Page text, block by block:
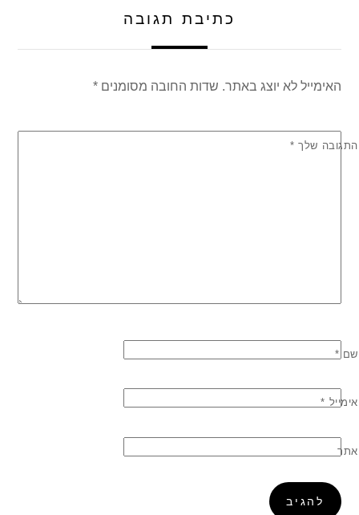
כתיבת תגובה
האימייל לא יוצג באתר. שדות החובה מסומנים*
התגובה שלך *
שם *
אימייל *
אתר